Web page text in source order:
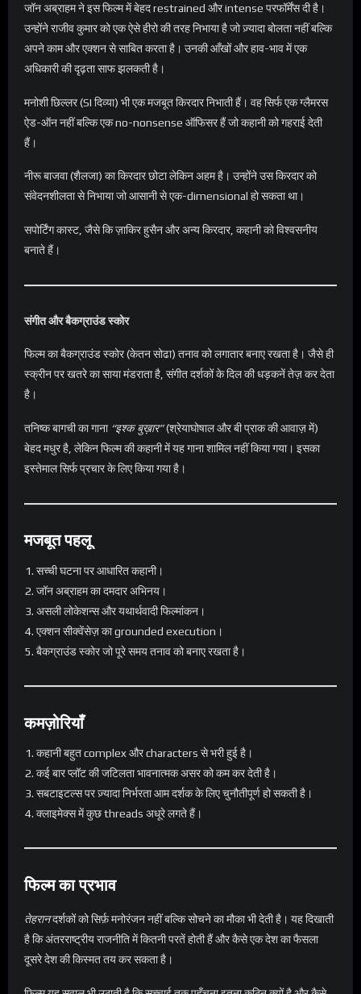
जॉन अब्राहम ने इस फिल्म में बेहद restrained और intense परफॉर्मेंस दी है।
उन्होंने राजीव कुमार को एक ऐसे हीरो की तरह निभाया है जो ज़्यादा बोलता नहीं बल्कि
अपने काम और एक्शन से साबित करता है। उनकी आँखों और हाव-भाव में एक
अधिकारी की दृढ़ता साफ झलकती है।
मनोशी छिल्लर (SI दिव्या) भी एक मजबूत किरदार निभाती हैं। वह सिर्फ एक ग्लैमरस
ऐड-ऑन नहीं बल्कि एक no-nonsense ऑफिसर हैं जो कहानी को गहराई देती
हैं।
नीरू बाजवा (शैलजा) का किरदार छोटा लेकिन अहम है। उन्होंने उस किरदार को
संवेदनशीलता से निभाया जो आसानी से एक-dimensional हो सकता था।
सपोर्टिंग कास्ट, जैसे कि ज़ाकिर हुसैन और अन्य किरदार, कहानी को विश्वसनीय
बनाते हैं।
संगीत और बैकग्राउंड स्कोर
फिल्म का बैकग्राउंड स्कोर (केतन सोढा) तनाव को लगातार बनाए रखता है। जैसे ही
स्क्रीन पर खतरे का साया मंडराता है, संगीत दर्शकों के दिल की धड़कनें तेज़ कर देता
है।
तनिष्क बागची का गाना “इश्क बुख़ार”(श्रेयाघोषाल और बी प्राक की आवाज़ में)
बेहद मधुर है, लेकिन फिल्म की कहानी में यह गाना शामिल नहीं किया गया। इसका
इस्तेमाल सिर्फ प्रचार के लिए किया गया है।
मजबूत पहलू
सच्ची घटना पर आधारित कहानी।
जॉन अब्राहम का दमदार अभिनय।
असली लोकेशन्स और यथार्थवादी फिल्मांकन।
एक्शन सीक्वेंसेज़ का grounded execution।
बैकग्राउंड स्कोर जो पूरे समय तनाव को बनाए रखता है।
कमज़ोरियाँ
कहानी बहुत complex और characters से भरी हुई है।
कई बार प्लॉट की जटिलता भावनात्मक असर को कम कर देती है।
सबटाइटल्स पर ज़्यादा निर्भरता आम दर्शक के लिए चुनौतीपूर्ण हो सकती है।
क्लाइमेक्स में कुछ threads अधूरे लगते हैं।
फिल्म का प्रभाव
तेहरानदर्शकों को सिर्फ़ मनोरंजन नहीं बल्कि सोचने का मौका भी देती है। यह दिखाती
है कि अंतरराष्ट्रीय राजनीति में कितनी परतें होती हैं और कैसे एक देश का फैसला
दूसरे देश की किस्मत तय कर सकता है।